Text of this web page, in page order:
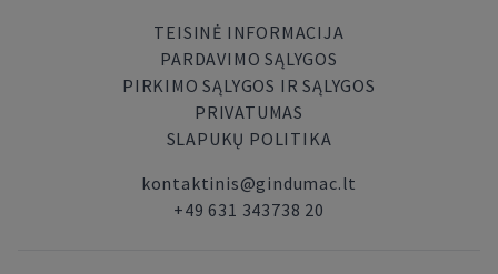
TEISINĖ INFORMACIJA
PARDAVIMO SĄLYGOS
PIRKIMO SĄLYGOS IR SĄLYGOS
PRIVATUMAS
SLAPUKŲ POLITIKA
kontaktinis@gindumac.lt
+49 631 343738 20